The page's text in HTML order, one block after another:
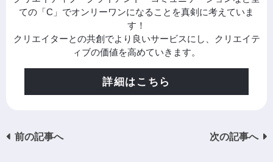
ての「C」でオンリーワンになることを真剣に考えていま
す！
クリエイターとの共創でより良いサービスにし、クリエイテ
ィブの価値を高めていきます。
詳細はこちら
前の記事へ 次の記事へ